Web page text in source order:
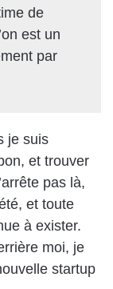
de
est un
par
je suis
et trouver
pas là,
et toute
à exister.
moi, je
startup